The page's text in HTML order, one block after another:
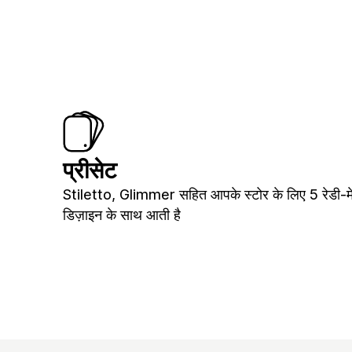
प्रीसेट
Stiletto, Glimmer सहित आपके स्टोर के लिए 5 रेडी-
डिज़ाइन के साथ आती है